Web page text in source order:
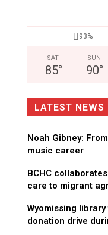
93%
SAT
85°
SUN
90°
LATEST NEWS
Noah Gibney:
music career
BCHC
care to migrant
Wyomissing
donation drive